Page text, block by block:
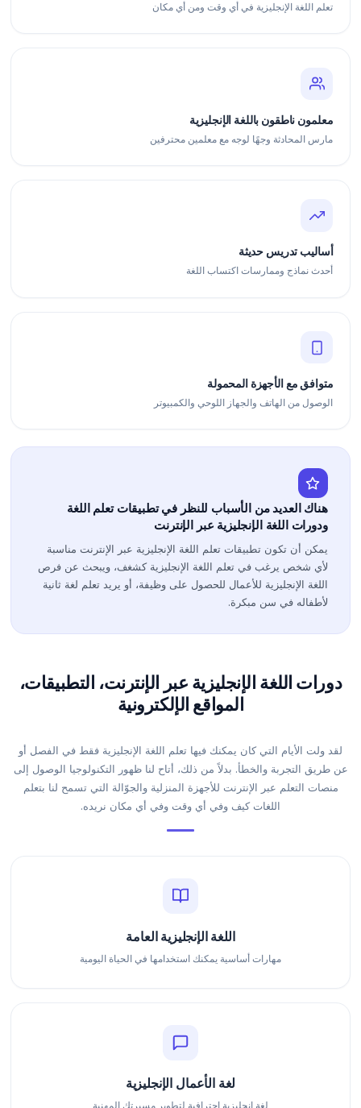
تعلم اللغة الإنجليزية في أي وقت ومن أي مكان
معلمون ناطقون باللغة الإنجليزية
مارس المحادثة وجهًا لوجه مع معلمين محترفين
أساليب تدريس حديثة
أحدث نماذج وممارسات اكتساب اللغة
متوافق مع الأجهزة المحمولة
الوصول من الهاتف والجهاز اللوحي والكمبيوتر
هناك العديد من الأسباب للنظر في تطبيقات تعلم اللغة
ودورات اللغة الإنجليزية عبر الإنترنت
يمكن أن تكون تطبيقات تعلم اللغة الإنجليزية عبر الإنترنت مناسبة
لأي شخص يرغب في تعلم اللغة الإنجليزية كشغف، ويبحث عن فرص
اللغة الإنجليزية للأعمال للحصول على وظيفة، أو يريد تعلم لغة ثانية
لأطفاله في سن مبكرة.
دورات اللغة الإنجليزية عبر الإنترنت، التطبيقات،
المواقع الإلكترونية
لقد ولت الأيام التي كان يمكنك فيها تعلم اللغة الإنجليزية فقط في الفصل أو
عن طريق التجربة والخطأ. بدلاً من ذلك، أتاح لنا ظهور التكنولوجيا الوصول إلى
منصات التعلم عبر الإنترنت للأجهزة المنزلية والجوّالة التي تسمح لنا بتعلم
اللغات كيف وفي أي وقت وفي أي مكان نريده.
اللغة الإنجليزية العامة
مهارات أساسية يمكنك استخدامها في الحياة اليومية
لغة الأعمال الإنجليزية
لغة إنجليزية احترافية لتطوير مسيرتك المهنية